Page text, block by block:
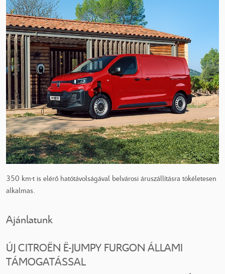
350 km-t is elérő hatótávolságával belvárosi áruszállításra tökéletesen
alkalmas.
Ajánlatunk
ÚJ CITROËN Ë-JUMPY FURGON ÁLLAMI
TÁMOGATÁSSAL